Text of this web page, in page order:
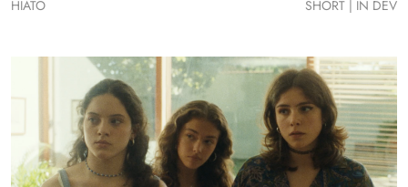
HIATO SHORT | IN DEV